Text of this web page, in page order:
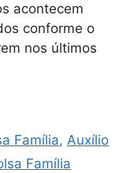
acontecem
conforme o
nos últimos
Família,Auxílio
Família